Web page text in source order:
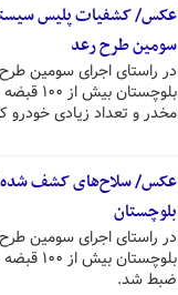
عکس/ کشفیات پلیس
سومین طرح رعد
در راستای اجرای سومین
مخدر و تعداد زیادی
عکس/ سلاح‌های کشف شده
بلوچستان
در راستای اجرای سومین
ضبط شد.